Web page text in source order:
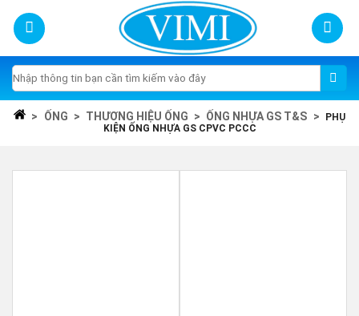
content
Tìm
kiếm:
> ỐNG > THƯƠNG HIỆU ỐNG > ỐNG NHỰA GS T&S >
PHỤ
KIỆN ỐNG NHỰA GS CPVC PCCC